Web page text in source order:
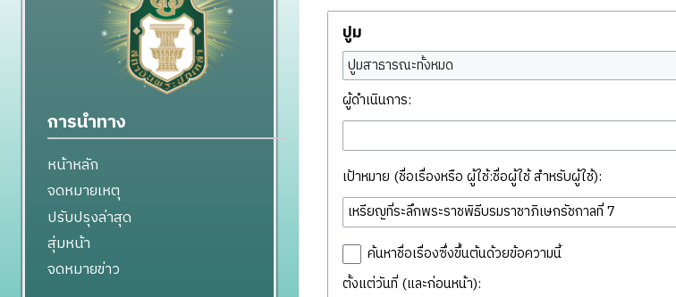
ปูม
ปูมสาธารณะทั้งหมด
ผู้ดำเนินการ:
เป้าหมาย (ชื่อเรื่องหรือ ผู้ใช้:ชื่อผู้ใช้ สำหรับผู้ใช้):
ค้นหาชื่อเรื่องซึ่งขึ้นต้นด้วยข้อความนี้
ตั้งแต่วันที่ (และก่อนหน้า):
การนำทาง
หน้าหลัก
จดหมายเหตุ
ปรับปรุงล่าสุด
สุ่มหน้า
จดหมายข่าว